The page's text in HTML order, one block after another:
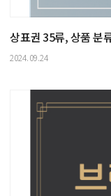
상표권 35류, 상품 분
2024.09.24